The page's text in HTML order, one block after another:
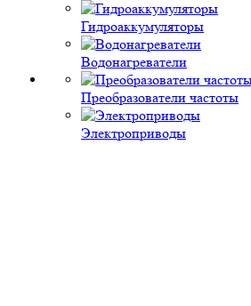
Гидроаккумуляторы
Водонагреватели
Преобразователи частоты
Электроприводы